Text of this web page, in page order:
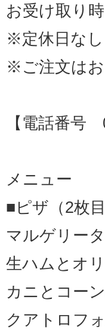
お受け取り
※定休日なし
※ご注文は
【電話番号
メニュー
■ピザ（2枚目
マルゲリー
生ハムとオ
カニとコー
クアトロフ